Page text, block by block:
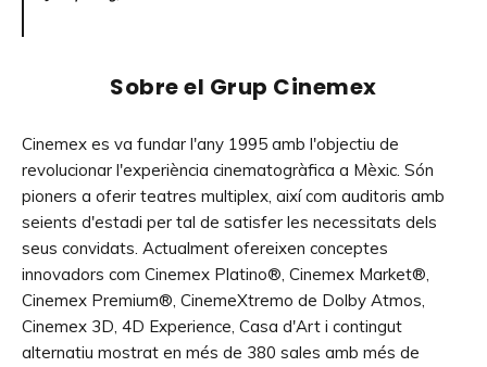
Sobre el Grup Cinemex
Cinemex es va fundar l'any 1995 amb l'objectiu de
revolucionar l'experiència cinematogràfica a Mèxic. Són
pioners a oferir teatres multiplex, així com auditoris amb
seients d'estadi per tal de satisfer les necessitats dels
seus convidats. Actualment ofereixen conceptes
innovadors com Cinemex Platino®, Cinemex Market®,
Cinemex Premium®, CinemeXtremo de Dolby Atmos,
Cinemex 3D, 4D Experience, Casa d'Art i contingut
alternatiu mostrat en més de 380 sales amb més de